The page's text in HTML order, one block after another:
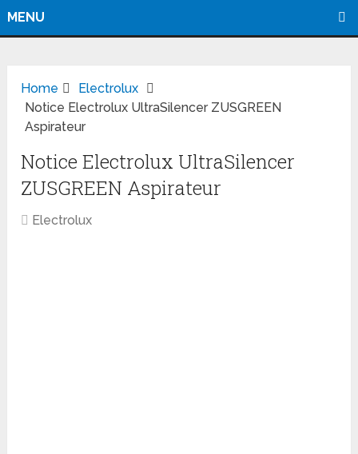
MENU
Home
Electrolux
Notice Electrolux UltraSilencer ZUSGREEN
Aspirateur
Notice Electrolux UltraSilencer
ZUSGREEN Aspirateur
Electrolux